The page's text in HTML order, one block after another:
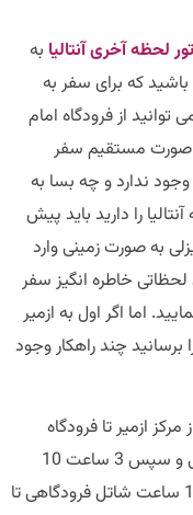
آخری آنتالیابه
که برای سفر به
از فرودگاه امام
مستقیم سفر
ندارد و چه بسا به
را دارید باید پیش
صورت زمینی وارد
خاطره انگیز سفر
اگر اول به ازمیر
چند راهکار وجود
ازمیر تا فرودگاه
عدنان مندرس 25 دقیقه بصورت ریلی و سپس 3 ساعت 10
قاضی پاشا و تقریبا 1 ساعت شاتل فرودگاهی تا